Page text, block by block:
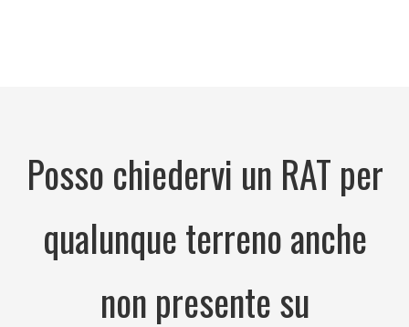
Posso chiedervi un RAT per
qualunque terreno anche
non presente su